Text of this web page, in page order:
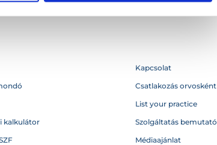
kalkulátor
Kapcsolat
Csatlakozás orvosként
List your practice
Szolgáltatás bemutató
Médiaajánlat